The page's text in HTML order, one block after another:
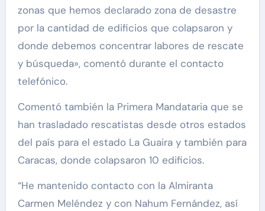
zonas que hemos declarado zona de desastre
por la cantidad de edificios que colapsaron y
donde debemos concentrar labores de rescate
y búsqueda», comentó durante el contacto
telefónico.
Comentó también la Primera Mandataria que se
han trasladado rescatistas desde otros estados
del país para el estado La Guaira y también para
Caracas, donde colapsaron 10 edificios.
“He mantenido contacto con la Almiranta
Carmen Meléndez y con Nahum Fernández, así